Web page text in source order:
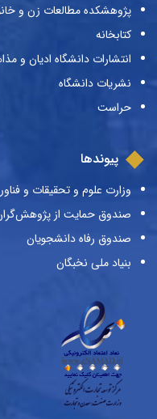
پژوهشکده مطالعات زن و
کتابخانه
انتشارات دانشگاه ادیان و
نشریات دانشگاه
حراست
پیوندها
وزارت علوم و تحقیقات و
صندوق حمایت از
صندوق رفاه دانشجویان
بنیاد ملی نخبگان